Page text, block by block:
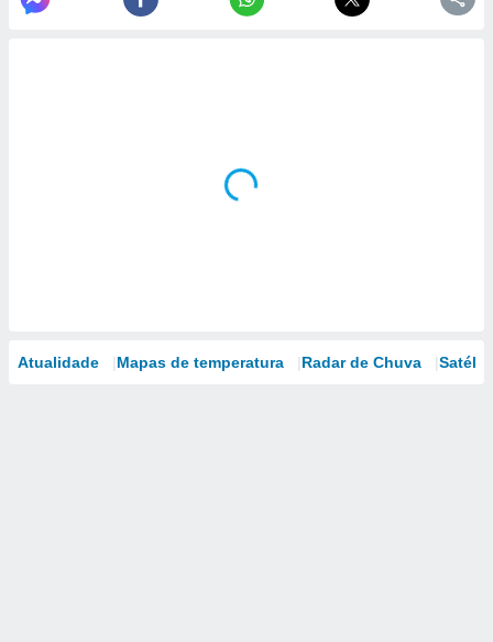
Atualidade Mapas de temperatura Radar de Chuva